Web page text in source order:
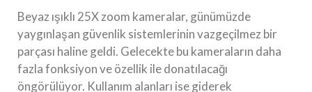
Beyaz ışıklı 25X zoom kameralar, günümüzde
yaygınlaşan güvenlik sistemlerinin vazgeçilmez bir
parçası haline geldi. Gelecekte bu kameraların daha
fazla fonksiyon ve özellik ile donatılacağı
öngörülüyor. Kullanım alanları ise giderek